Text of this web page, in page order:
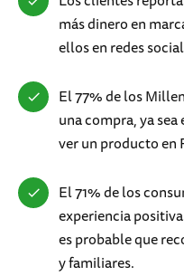
más dinero en
ellos en redes
El 77% de los
una compra, ya
ver un producto en
El 71% de los
experiencia
es probable que
y familiares.